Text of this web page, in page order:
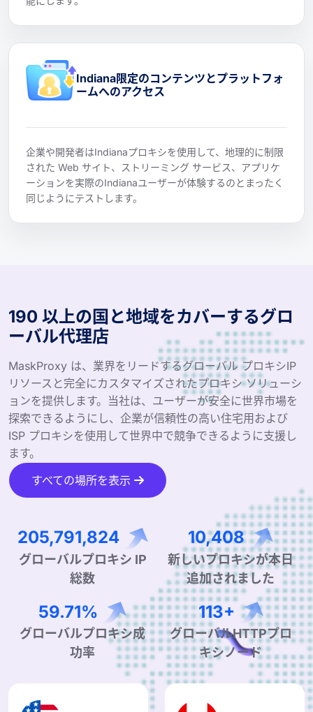
Indiana限定のコンテンツとプラットフォ
ームへのアクセス
企業や開発者はIndianaプロキシを使用して、地理的に制限
された Web サイト、ストリーミング サービス、アプリケ
ーションを実際のIndianaユーザーが体験するのとまったく
同じようにテストします。
190 以上の国と地域をカバーするグロ
ーバル代理店
MaskProxy は、業界をリードするグローバル プロキシIP
リソースと完全にカスタマイズされたプロキシ ソリューシ
ョンを提供します。当社は、ユーザーが安全に世界市場を
探索できるようにし、企業が信頼性の高い住宅用および
ISP プロキシを使用して世界中で競争できるように支援し
ます。
すべての場所を表示
328,259,275
グローバルプロキシ IP
総数
16,603
新しいプロキシが本日
追加されました
95.78%
グローバルプロキシ成
功率
182+
グローバルHTTPプロ
キシノード